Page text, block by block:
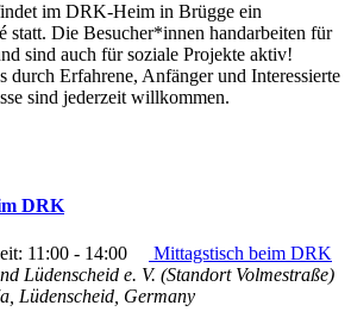
im DRK-Heim in Brügge ein
statt. Die Besucher*innen handarbeiten für
sind auch für soziale Projekte aktiv!
durch Erfahrene, Anfänger und Interessierte
sind jederzeit willkommen.
DRK
11:00 - 14:00
Mittagstisch beim DRK
Lüdenscheid e. V. (Standort Volmestraße)
Lüdenscheid, Germany